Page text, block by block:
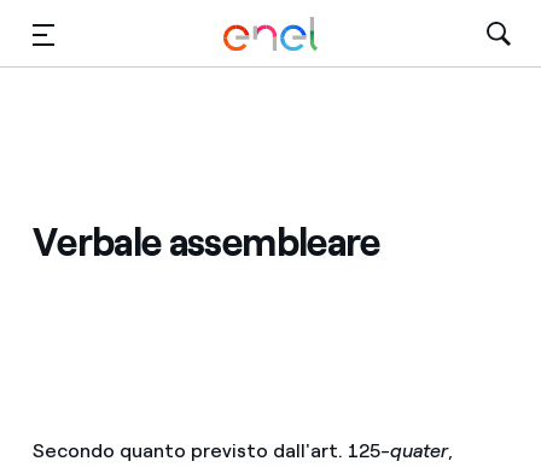
Verbale assembleare
Secondo quanto previsto dall'art. 125-quater,